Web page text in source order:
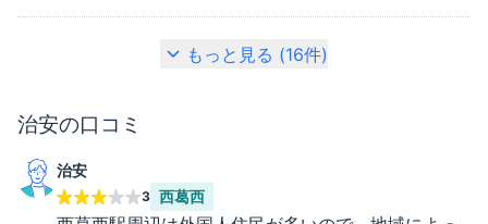
もっと見る (16件)
治安の口コミ
治安
3 西葛西